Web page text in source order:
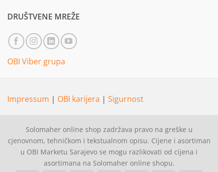
DRUŠTVENE MREŽE
OBI Viber grupa
Impressum | OBI karijera | Sigurnost
Solomaher online shop zadržava pravo na greške u
cjenovnom, tehničkom i tekstualnom opisu. Cijene i asortiman
u OBI Marketu Sarajevo se mogu razlikovati od cijena i
asortimana na Solomaher online shopu.